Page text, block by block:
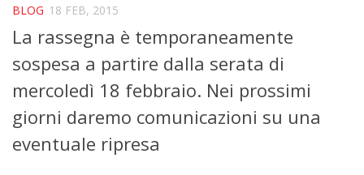
Collabora con noi
Contatti
Crowdfunding Dona Vedi Dici
BLOG 18 FEB, 2015
La rassegna è temporaneamente
sospesa a partire dalla serata di
mercoledì 18 febbraio. Nei prossimi
giorni daremo comunicazioni su una
eventuale ripresa